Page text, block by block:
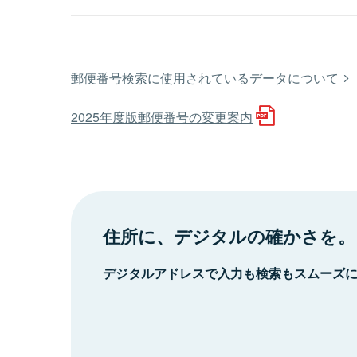
郵便番号検索に使用されているデータについて
2025年度版郵便番号の変更案内
住所に、デジタルの確かさを。
デジタルアドレスで入力も検索もスムーズ